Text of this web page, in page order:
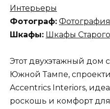
Интерьеры
Фотограф:
Шкафы: Шкафы Старого
Этот двухэтажный дом
Южной Тампе,
Accentrics Interiors,
роскошь и комфорт